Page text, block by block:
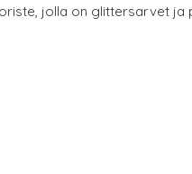
jolla on glittersarvet ja